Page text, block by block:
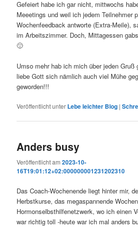
Gefeiert habe ich gar nicht, mittwochs
Meeetings und weil ich jedem Teilnehmer
Wochenfeedback antworte (Extra-Meile),
im Arbeitszimmer. Doch, Mittagessen
🙂
Umso mehr hab ich mich über jeden Gruß
liebe Gott sich nämlich auch viel Mühe
geworden!!!
Veröffentlicht unter Lebe leichter Blog |
Anders busy
Veröffentlicht am2023-10-
16T19:01:12+02:000000001231202310
Das Coach-Wochenende liegt hinter mir,
Herbstkurse, das megaspannende
Hormonselbsthilfenetzwerk, wo ich einen
war richtig toll -heute war ich mal anders